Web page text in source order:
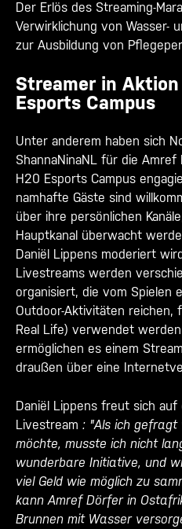
Der Erlös des Streaming-
Verwirklichung von Wasser-
zur Ausbildung von
Streamer in
Esports Campus
Unter anderem haben sich
ShannaNinaNL für die
H20 Esports Campus
namhafte Gäste sind
über ihre persönlichen
Hauptkanal überwacht
Daniël Lippens moderiert
Livestreams werden
organisiert, die vom Spielen
Outdoor-Aktivitäten reichen,
Real Life) verwendet
ermöglichen es einem
draußen über eine
Daniël Lippens freut sich auf
Livestream : "Als ich gefragt
möchte, musste ich nicht
wunderbare Initiative, und
viel Geld wie möglich zu
kann Amref Dörfer in
Brunnen mit Wasser